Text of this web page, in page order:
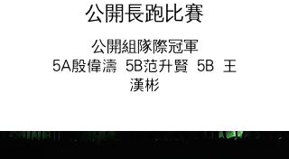
公開長跑比賽
公開組隊際冠軍
5A殷偉濤 5B范升賢 5B 王
漢彬